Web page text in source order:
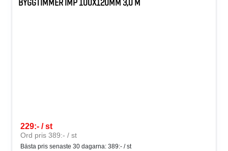
BYGGTIMMER IMP 100X120MM 3,0 M
229:- / st
SEK per ST
Ord pris 389:- / st
Bästa pris senaste 30 dagarna: 389:- / st